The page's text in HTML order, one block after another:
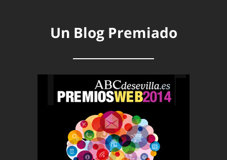
Un Blog Premiado